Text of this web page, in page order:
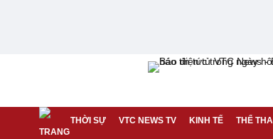
THỜI SỰ VTC NEWS TV KINH TẾ THỂ